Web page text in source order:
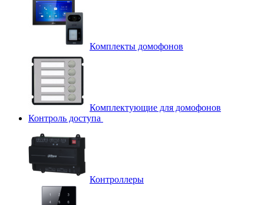
Комплекты домофонов
Комплектующие для домофонов
Контроль доступа
Контроллеры